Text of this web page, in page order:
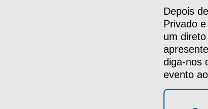
Depois
Privado
um
diga-nos
evento